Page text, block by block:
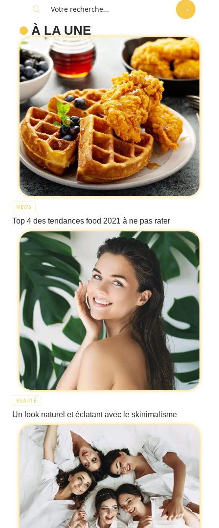
À LA UNE
NEWS
Top 4 des tendances food 2021 à ne pas rater
BEAUTÉ
Un look naturel et éclatant avec le skinimalisme